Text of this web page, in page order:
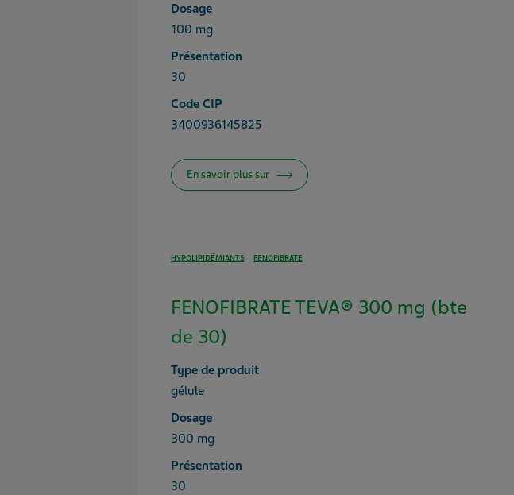
Dosage
100 mg
Présentation
30
Code CIP
3400936145825
En savoir plus sur
HYPOLIPIDÉMIANTS FENOFIBRATE
FENOFIBRATE TEVA® 300 mg (bte
de 30)
Type de produit
gélule
Dosage
300 mg
Présentation
30